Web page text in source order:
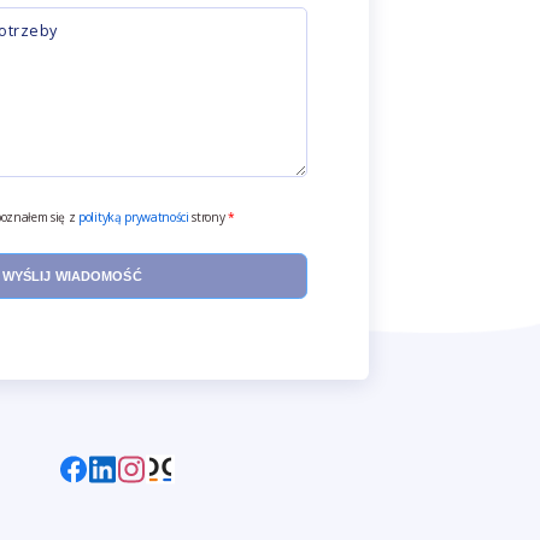
się z polityką prywatnościstrony*